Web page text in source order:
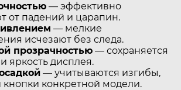
— эффективно
от падений и царапин.
— мелкие
исчезают без следа.
прозрачностью — сохраняется
яркость дисплея.
— учитываются изгибы,
конкретной модели.